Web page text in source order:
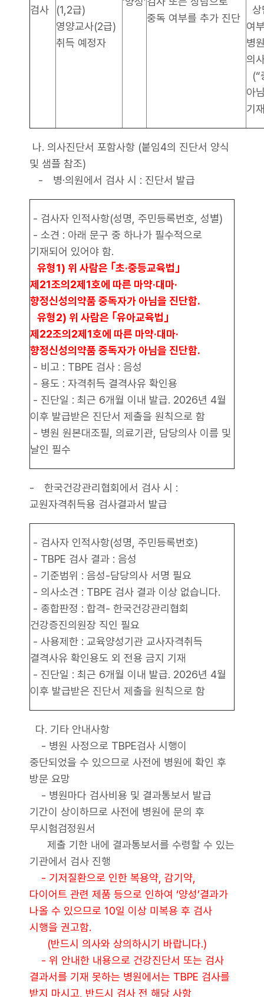
검사
(1,2급)
영양교사(2급)
취득 예정자
중독 여부를 추가 진단
상
여
병
의
(“
아
기
나. 의사진단서 포함사항 (붙임4의 진단서 양식
및 샘플 참조)
- 병·의원에서 검사 시 : 진단서 발급
- 검사자 인적사항(성명, 주민등록번호, 성별)
- 소견 : 아래 문구 중 하나가 필수적으로
기재되어 있어야 함.
유형1) 위 사람은 ｢초‧중등교육법｣
제21조의2제1호에 따른 마약·대마·
향정신성의약품 중독자가 아님을 진단함.
유형2) 위 사람은 ｢유아교육법｣
제22조의2제1호에 따른 마약·대마·
향정신성의약품 중독자가 아님을 진단함.
- 비고 : TBPE 검사 : 음성
- 용도 : 자격취득 결격사유 확인용
- 진단일 : 최근 6개월 이내 발급. 2026년 4월
이후 발급받은 진단서 제출을 원칙으로 함
- 병원 원본대조필, 의료기관, 담당의사 이름 및
날인 필수
- 한국건강관리협회에서 검사 시 :
교원자격취득용 검사결과서 발급
- 검사자 인적사항(성명, 주민등록번호)
- TBPE 검사 결과 : 음성
- 기준범위 : 음성-담당의사 서명 필요
- 의사소견 : TBPE 검사 결과 이상 없습니다.
- 종합판정 : 합격- 한국건강관리협회
건강증진의원장 직인 필요
- 사용제한 : 교육양성기관 교사자격취득
결격사유 확인용도 외 전용 금지 기재
- 진단일 : 최근 6개월 이내 발급. 2026년 4월
이후 발급받은 진단서 제출을 원칙으로 함
다. 기타 안내사항
- 병원 사정으로 TBPE검사 시행이
중단되었을 수 있으므로 사전에 병원에 확인 후
방문 요망
- 병원마다 검사비용 및 결과통보서 발급
기간이 상이하므로 사전에 병원에 문의 후
무시험검정원서
제출 기한 내에 결과통보서를 수령할 수 있는
기관에서 검사 진행
- 기저질환으로 인한 복용약, 감기약,
다이어트 관련 제품 등으로 인하여 ‘양성’결과가
나올 수 있으므로 10일 이상 미복용 후 검사
시행을 권고함.
(반드시 의사와 상의하시기 바랍니다.)
- 위 안내한 내용으로 건강진단서 또는 검사
결과서를 기재 못하는 병원에서는 TBPE 검사를
받지 마시고, 반드시 검사 전 해당 사항